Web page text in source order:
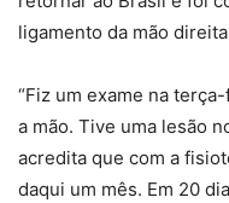
ligamento da mão
“Fiz um exame na
a mão. Tive uma lesão
acredita que com a
daqui um mês. Em 20